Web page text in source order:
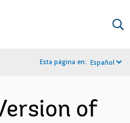
Esta página en: Español
of